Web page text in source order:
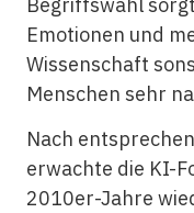
Emotionen und
Wissenschaft
Menschen sehr
Nach
erwachte die KI-
2010er-Jahre